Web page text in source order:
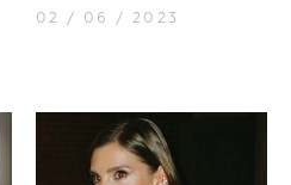
02 / 06 / 2023